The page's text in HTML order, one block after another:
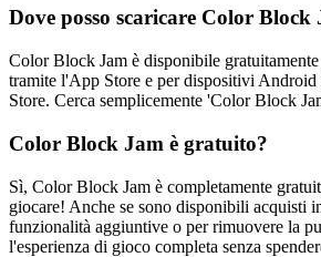
Dove posso scaricare Color Block
Color Block Jam è disponibile
tramite l'App Store e per dispositivi
Store. Cerca semplicemente 'Color Block
Color Block Jam è gratuito?
Sì, Color Block Jam è completamente
giocare! Anche se sono disponibili acquisti
funzionalità aggiuntive o per rimuovere la
l'esperienza di gioco completa senza